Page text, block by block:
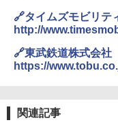
￥
￥
[キ
広
￥
🔗タイムズモビリテ
http://
🔗東武鉄道株式会社
https://
関連記事